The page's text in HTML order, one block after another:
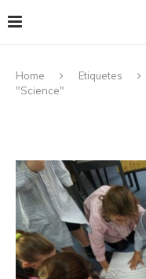
Home Etiquetes
"Science"